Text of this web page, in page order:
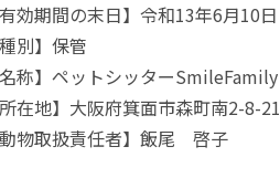
効期間の末日】令和13年6月10日
別】保管
称】ペットシッターSmileFamily
在地】大阪府箕面市森町南2-8-21
物取扱責任者】飯尾 啓子